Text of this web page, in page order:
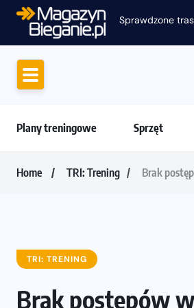
Sprawdzone
Plany treningowe Sprzęt
Home TRI: Trening Brak
TRI: TRENING
Brak postępów